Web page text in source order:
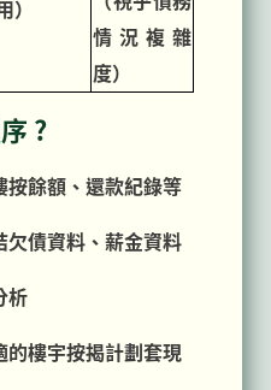
）
情況複雜
度）
?
餘額、還款紀錄等
債資料、薪金資料
析
樓宇按揭計劃套現